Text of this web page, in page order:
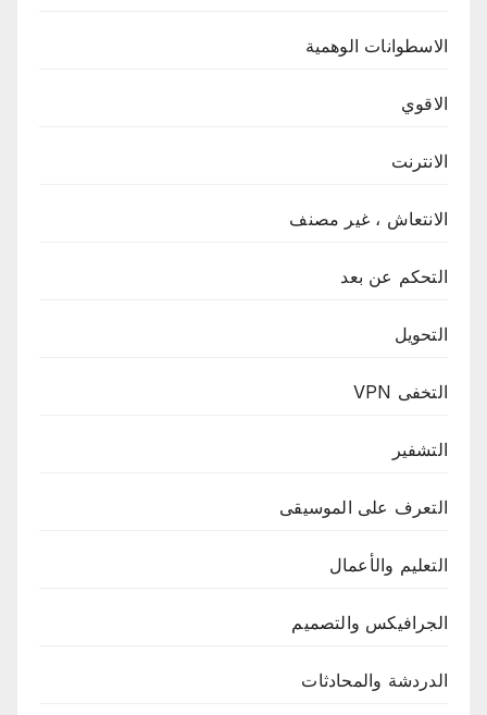
الاسطوانات الوهمية
الاقوي
الانترنت
الانتعاش ، غير مصنف
التحكم عن بعد
التحويل
التخفى VPN
التشفير
التعرف على الموسيقى
التعليم والأعمال
الجرافيكس والتصميم
الدردشة والمحادثات